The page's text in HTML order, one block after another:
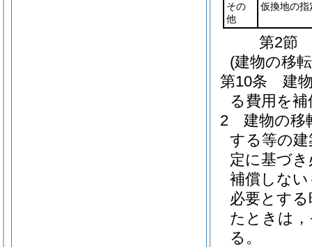
その
他
仮換地の指
第2節
(建物の移
第10条
建
る費用を
2
建物の移
する等の建
定に基づ
補償しな
必要とす
たときは
る。